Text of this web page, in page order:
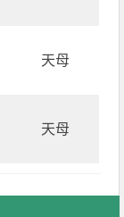
天母
天母